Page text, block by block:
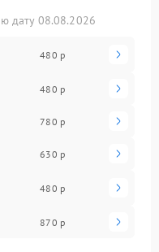
дату 08.08.2026
480 р
480 р
780 р
630 р
480 р
870 р